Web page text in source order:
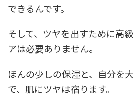
できるんです。
そして、ツヤを出すために高
アは必要ありません。
ほんの少しの保湿と、自分を
で、肌にツヤは宿ります。